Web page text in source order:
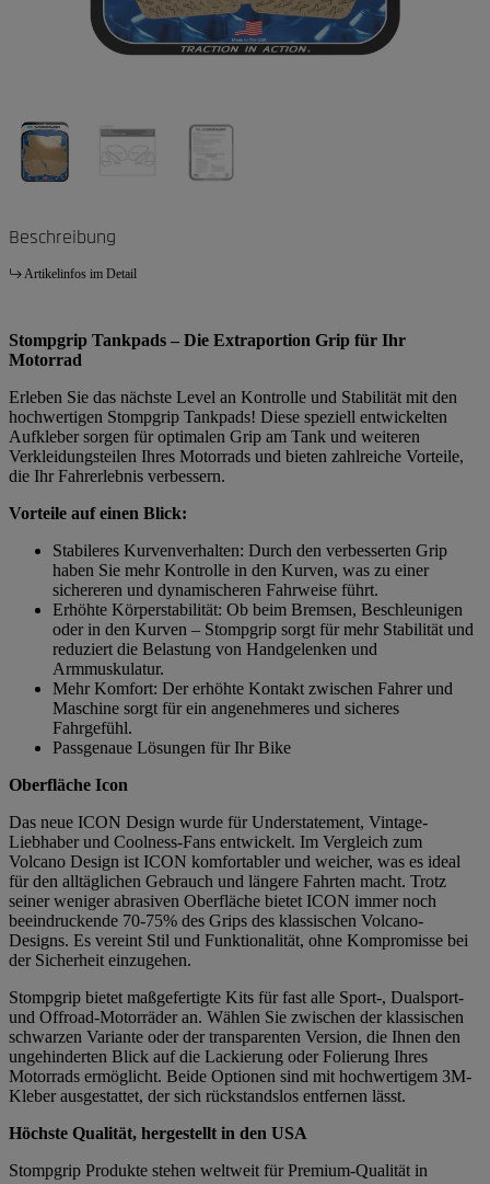
Beschreibung
Artikelinfos im Detail
Stompgrip Tankpads – Die Extraportion Grip für Ihr
Motorrad
Erleben Sie das nächste Level an Kontrolle und Stabilität mit den
hochwertigen Stompgrip Tankpads! Diese speziell entwickelten
Aufkleber sorgen für optimalen Grip am Tank und weiteren
Verkleidungsteilen Ihres Motorrads und bieten zahlreiche Vorteile,
die Ihr Fahrerlebnis verbessern.
Vorteile auf einen Blick:
Stabileres Kurvenverhalten: Durch den verbesserten Grip
haben Sie mehr Kontrolle in den Kurven, was zu einer
sichereren und dynamischeren Fahrweise führt.
Erhöhte Körperstabilität: Ob beim Bremsen, Beschleunigen
oder in den Kurven – Stompgrip sorgt für mehr Stabilität und
reduziert die Belastung von Handgelenken und
Armmuskulatur.
Mehr Komfort: Der erhöhte Kontakt zwischen Fahrer und
Maschine sorgt für ein angenehmeres und sicheres
Fahrgefühl.
Passgenaue Lösungen für Ihr Bike
Oberfläche Icon
Das neue ICON Design wurde für Understatement, Vintage-
Liebhaber und Coolness-Fans entwickelt. Im Vergleich zum
Volcano Design ist ICON komfortabler und weicher, was es ideal
für den alltäglichen Gebrauch und längere Fahrten macht. Trotz
seiner weniger abrasiven Oberfläche bietet ICON immer noch
beeindruckende 70-75% des Grips des klassischen Volcano-
Designs. Es vereint Stil und Funktionalität, ohne Kompromisse bei
der Sicherheit einzugehen.
Stompgrip bietet maßgefertigte Kits für fast alle Sport-, Dualsport-
und Offroad-Motorräder an. Wählen Sie zwischen der klassischen
schwarzen Variante oder der transparenten Version, die Ihnen den
ungehinderten Blick auf die Lackierung oder Folierung Ihres
Motorrads ermöglicht. Beide Optionen sind mit hochwertigem 3M-
Kleber ausgestattet, der sich rückstandslos entfernen lässt.
Höchste Qualität, hergestellt in den USA
Stompgrip Produkte stehen weltweit für Premium-Qualität in